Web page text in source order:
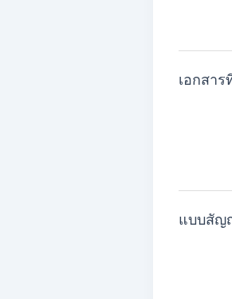
เอกสาร
แบบสัญ